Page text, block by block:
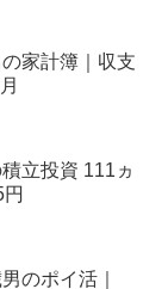
家計簿｜収支
立投資 111ヵ
のポイ活｜